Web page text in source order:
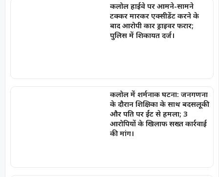
कलोल हाईवे पर आमने-सामने
टक्कर मारकर एक्सीडेंट करने के
बाद आरोपी कार ड्राइवर फरार;
पुलिस में शिकायत दर्ज।
कलोल में शर्मनाक घटना: जनगणना
के दौरान शिक्षिका के साथ बदसलूकी
और पति पर ईंट से हमला; 3
आरोपियों के खिलाफ सख्त कार्रवाई
की मांग।